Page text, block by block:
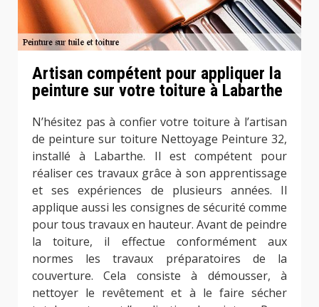
Artisan compétent pour appliquer la
peinture sur votre toiture à Labarthe
N’hésitez pas à confier votre toiture à l’artisan
de peinture sur toiture Nettoyage Peinture 32,
installé à Labarthe. Il est compétent pour
réaliser ces travaux grâce à son apprentissage
et ses expériences de plusieurs années. Il
applique aussi les consignes de sécurité comme
pour tous travaux en hauteur. Avant de peindre
la toiture, il effectue conformément aux
normes les travaux préparatoires de la
couverture. Cela consiste à démousser, à
nettoyer le revêtement et à le faire sécher